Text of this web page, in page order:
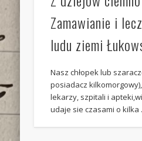
Zamawianie i
ludu ziemi
Nasz chłopek lub
posiadacz
lekarzy, szpitali i
udaje sie czasami o kilka